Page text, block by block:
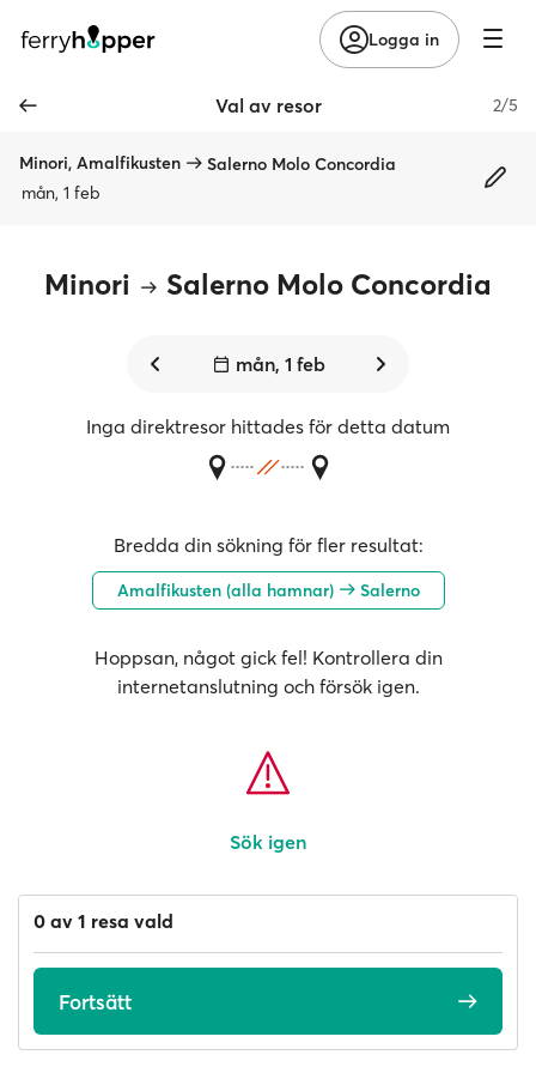
Logga in
Val av resor 2/5
Minori, Amalfikusten
Salerno Molo Concordia
mån, 1 feb
Minori Salerno Molo Concordia
mån, 1 feb
Inga direktresor hittades för detta datum
Bredda din sökning för fler resultat:
Amalfikusten (alla hamnar) Salerno
Hoppsan, något gick fel! Kontrollera din
internetanslutning och försök igen.
Sök igen
0 av 1 resa vald
Fortsätt